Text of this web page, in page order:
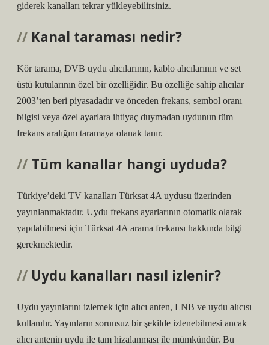
giderek kanalları tekrar yükleyebilirsiniz.
Kanal taraması nedir?
Kör tarama, DVB uydu alıcılarının, kablo alıcılarının ve set
üstü kutularının özel bir özelliğidir. Bu özelliğe sahip alıcılar
2003’ten beri piyasadadır ve önceden frekans, sembol oranı
bilgisi veya özel ayarlara ihtiyaç duymadan uydunun tüm
frekans aralığını taramaya olanak tanır.
Tüm kanallar hangi uyduda?
Türkiye’deki TV kanalları Türksat 4A uydusu üzerinden
yayınlanmaktadır. Uydu frekans ayarlarının otomatik olarak
yapılabilmesi için Türksat 4A arama frekansı hakkında bilgi
gerekmektedir.
Uydu kanalları nasıl izlenir?
Uydu yayınlarını izlemek için alıcı anten, LNB ve uydu alıcısı
kullanılır. Yayınların sorunsuz bir şekilde izlenebilmesi ancak
alıcı antenin uydu ile tam hizalanması ile mümkündür. Bu